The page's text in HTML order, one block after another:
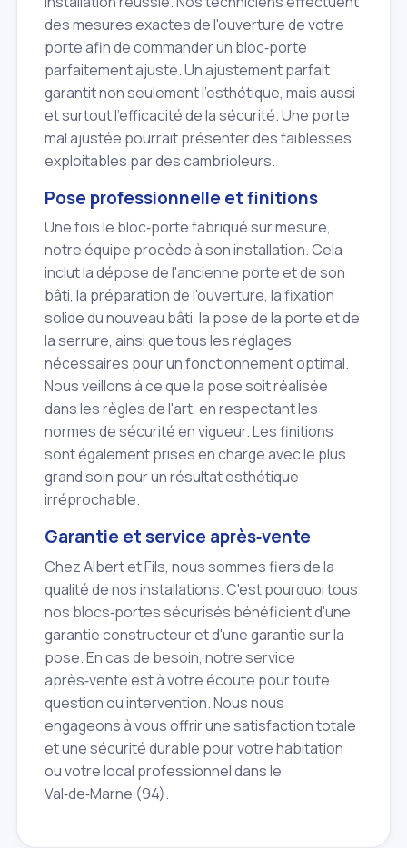
des mesures exactes de l'ouverture de votre
porte afin de commander un bloc‑porte
parfaitement ajusté. Un ajustement parfait
garantit non seulement l'esthétique, mais aussi
et surtout l'efficacité de la sécurité. Une porte
mal ajustée pourrait présenter des faiblesses
exploitables par des cambrioleurs.
Pose professionnelle et finitions
Une fois le bloc‑porte fabriqué sur mesure,
notre équipe procède à son installation. Cela
inclut la dépose de l'ancienne porte et de son
bâti, la préparation de l'ouverture, la fixation
solide du nouveau bâti, la pose de la porte et de
la serrure, ainsi que tous les réglages
nécessaires pour un fonctionnement optimal.
Nous veillons à ce que la pose soit réalisée
dans les règles de l'art, en respectant les
normes de sécurité en vigueur. Les finitions
sont également prises en charge avec le plus
grand soin pour un résultat esthétique
irréprochable.
Garantie et service après‑vente
Chez Albert et Fils, nous sommes fiers de la
qualité de nos installations. C'est pourquoi tous
nos blocs‑portes sécurisés bénéficient d'une
garantie constructeur et d'une garantie sur la
pose. En cas de besoin, notre service
après‑vente est à votre écoute pour toute
question ou intervention. Nous nous
engageons à vous offrir une satisfaction totale
et une sécurité durable pour votre habitation
ou votre local professionnel dans le
Val‑de‑Marne (94).